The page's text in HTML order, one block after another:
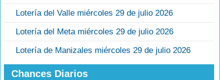
Lotería del Valle miércoles 29 de julio 2026
Lotería del Meta miércoles 29 de julio 2026
Lotería de Manizales miércoles 29 de julio 2026
Chances Diarios